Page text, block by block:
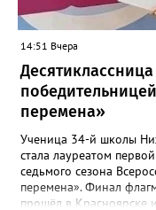
14:51 Вчера
перемена»
Ученица 34-й школы
стала лауреатом
седьмого сезона
перемена». Финал
прошёл в Красноярске